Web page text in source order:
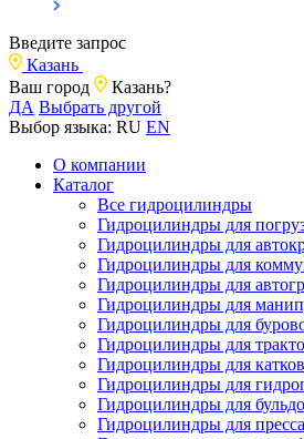
Введите запрос
Казань
Ваш город
Казань?
ДА Выбрать другой
Выбор языка: RU EN
О компании
Каталог
Все гидроцилиндры
Гидроцилиндры для
Гидроцилиндры для
Гидроцилиндры для
Гидроцилиндры для
Гидроцилиндры для
Гидроцилиндры для
Гидроцилиндры для
Гидроцилиндры для катков
Гидроцилиндры для
Гидроцилиндры для
Гидроцилиндры для пресса